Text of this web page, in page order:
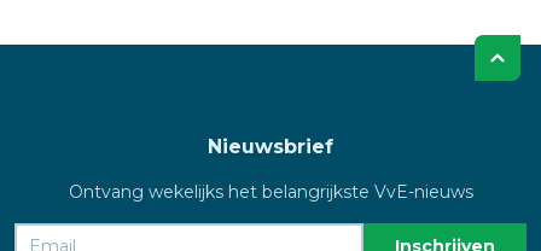
Nieuwsbrief
Ontvang wekelijks het belangrijkste VvE-nieuws